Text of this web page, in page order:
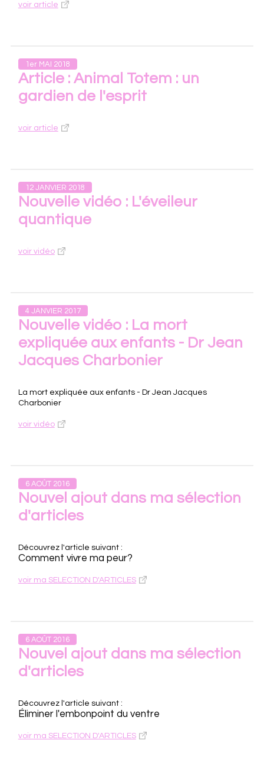
voir article
1er MAI 2018
Article : Animal Totem : un
gardien de l'esprit
voir article
12 JANVIER 2018
Nouvelle vidéo : L'éveileur
quantique
voir vidéo
4 JANVIER 2017
Nouvelle vidéo : La mort
expliquée aux enfants - Dr Jean
Jacques Charbonier
La mort expliquée aux enfants - Dr Jean Jacques
Charbonier
voir vidéo
6 AOÛT 2016
Nouvel ajout dans ma sélection
d'articles
Découvrez l'article suivant :
Comment vivre ma peur?
voir ma SELECTION D'ARTICLES
6 AOÛT 2016
Nouvel ajout dans ma sélection
d'articles
Découvrez l'article suivant :
Éliminer l'embonpoint du ventre
voir ma SELECTION D'ARTICLES